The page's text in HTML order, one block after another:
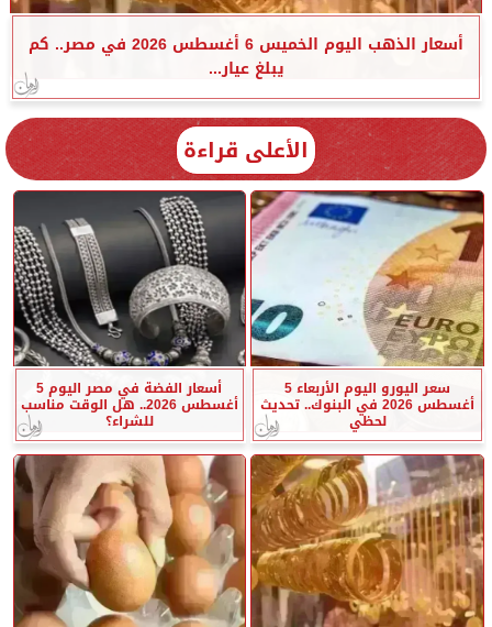
أسعار الذهب اليوم الخميس 6 أغسطس 2026 في مصر.. كم
يبلغ عيار...
الأعلى قراءة
سعر اليورو اليوم الأربعاء 5
أغسطس 2026 في البنوك.. تحديث
لحظي
أسعار الفضة في مصر اليوم 5
أغسطس 2026.. هل الوقت مناسب
للشراء؟